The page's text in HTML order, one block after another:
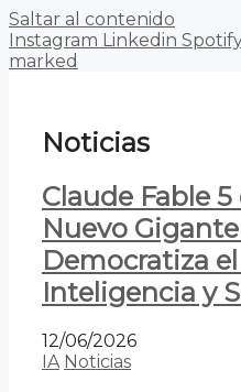
Saltar al contenido
Instagram Linkedin
marked
Noticias
Claude Fable
Nuevo
Democratiza
Inteligencia y
12/06/2026
IA Noticias